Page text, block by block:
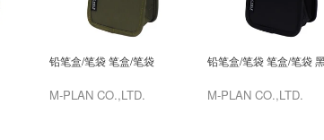
铅笔盒/笔袋 笔盒/笔袋
M-PLAN CO.,LTD.
铅笔盒/笔袋 笔盒/笔袋
M-PLAN CO.,LTD.